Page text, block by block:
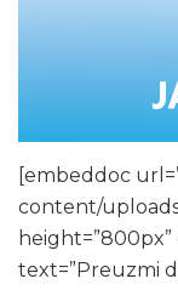
[embeddoc
content/
height=”800px”
text=”Preuzmi